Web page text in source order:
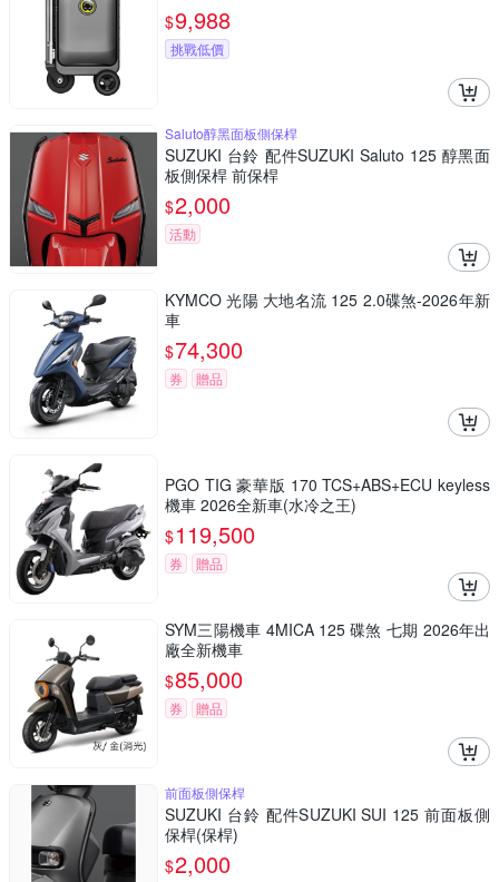
$9,988
挑戰低價
Saluto醇黑面板側保桿
SUZUKI 台鈴 配件SUZUKI Saluto 125 醇黑面
板側保桿 前保桿
$2,000
活動
KYMCO 光陽 大地名流 125 2.0碟煞-2026年新
車
$74,300
券 贈品
PGO TIG 豪華版 170 TCS+ABS+ECU keyless
機車 2026全新車(水冷之王)
$119,500
券 贈品
SYM三陽機車 4MICA 125 碟煞 七期 2026年出
廠全新機車
$85,000
券 贈品
前面板側保桿
SUZUKI 台鈴 配件SUZUKI SUI 125 前面板側
保桿(保桿)
$2,000